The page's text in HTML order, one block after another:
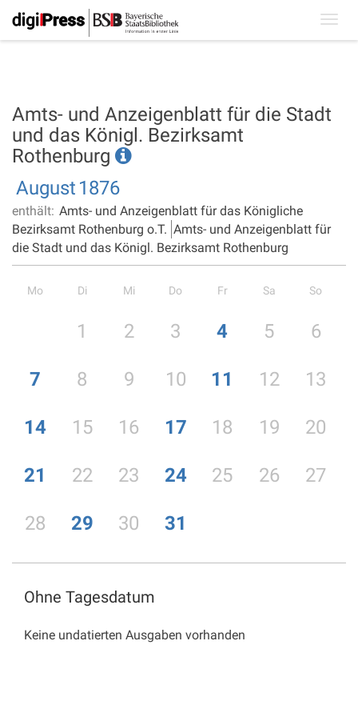
Amts- und Anzeigenblatt für die Stadt
und das Königl. Bezirksamt
Rothenburg
August 1876
enthält: Amts- und Anzeigenblatt für das Königliche
Bezirksamt Rothenburg o.T. Amts- und Anzeigenblatt für
die Stadt und das Königl. Bezirksamt Rothenburg
Mo Di Mi Do Fr Sa So
1 2 3 4 5 6
7 8 9 10 11 12 13
14 15 16 17 18 19 20
21 22 23 24 25 26 27
28 29 30 31
Ohne Tagesdatum
Keine undatierten Ausgaben vorhanden